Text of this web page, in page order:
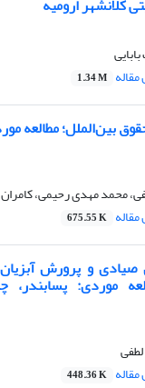
کلانشهر ارومیه
1.34 M
بین‌الملل؛ مطالعه
محمد مهدی رحیمی، کامران
675.55 K
صیادی و پرورش
موردی: پسابندر،
448.36 K